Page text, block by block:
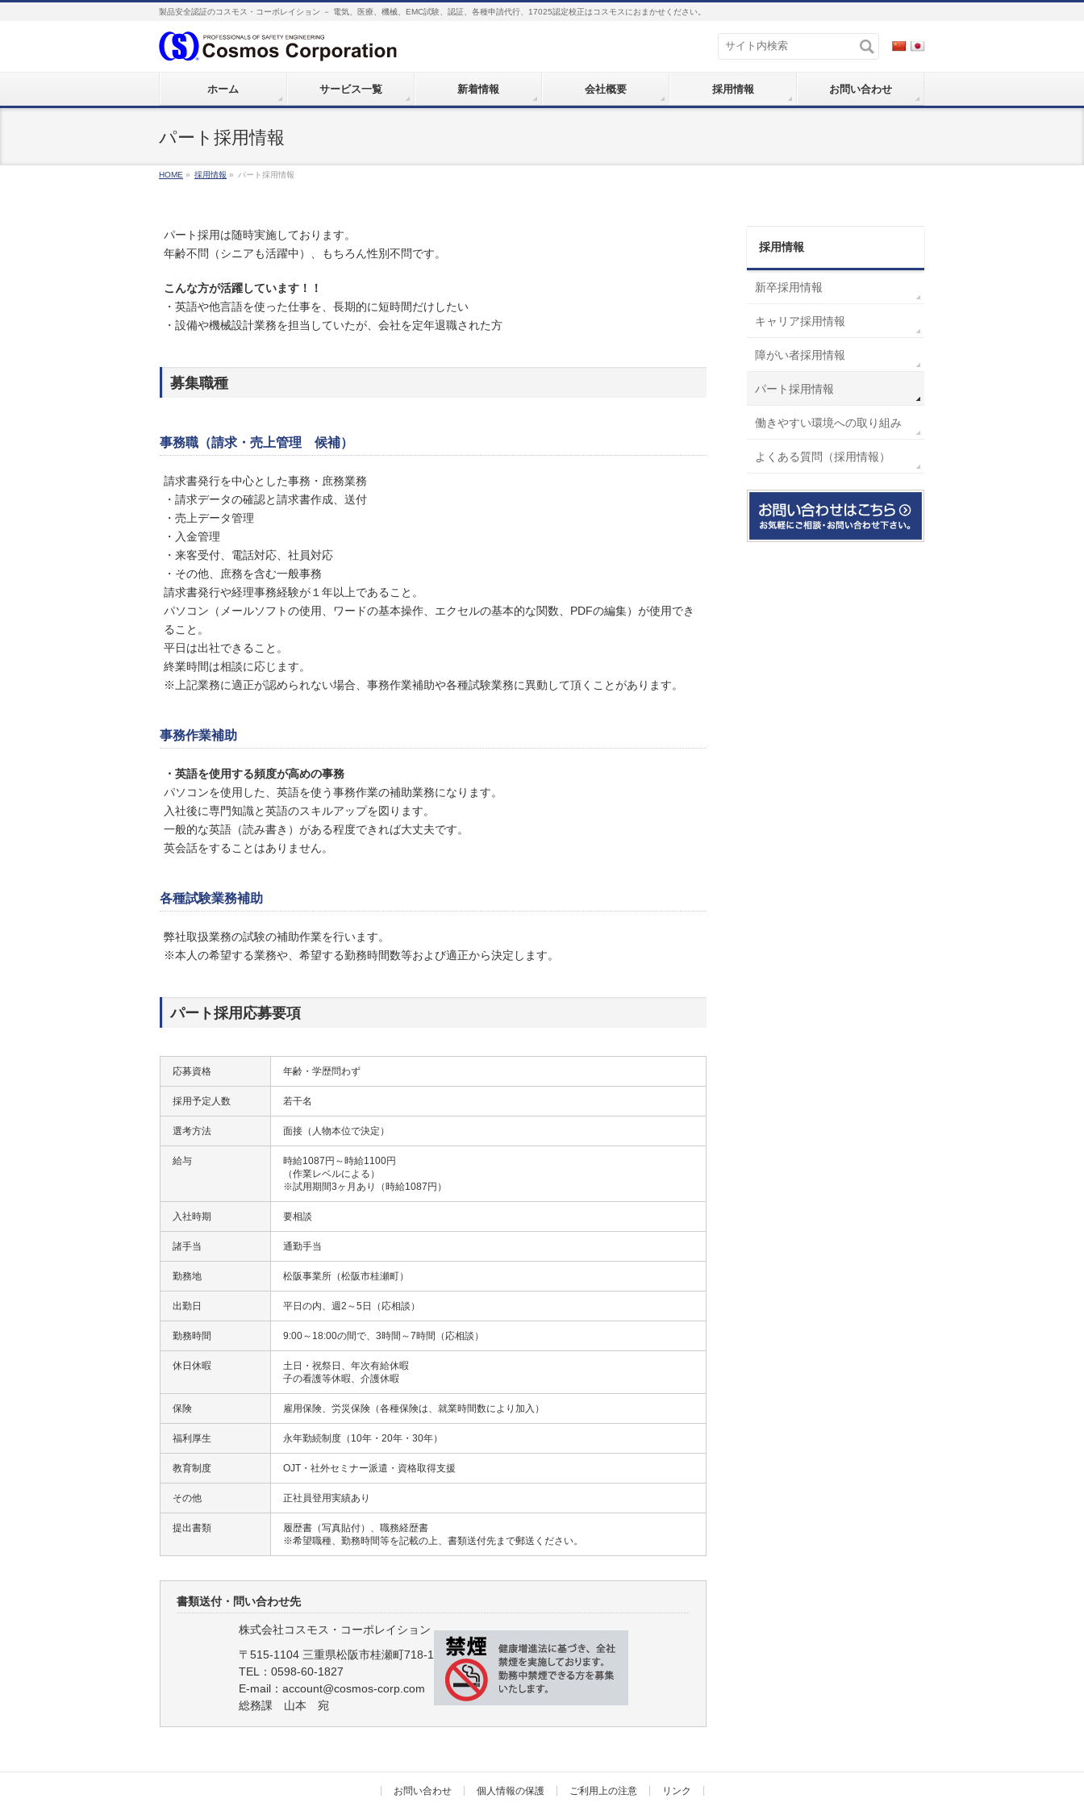
製品安全認証のコスモス・コーポレイション － 電気、医療、機械、EMC試験、認証、各種申請代行、17025認定校正はコスモスにおまかせください。
ホーム サービス一覧 新着情報 会社概要 採用情報 お問い合わせ
パート採用情報
HOME » 採用情報 » パート採用情報
パート採用は随時実施しております。
年齢不問（シニアも活躍中）、もちろん性別不問です。
こんな方が活躍しています！！
・英語や他言語を使った仕事を、長期的に短時間だけしたい
・設備や機械設計業務を担当していたが、会社を定年退職された方
募集職種
事務職（請求・売上管理 候補）
請求書発行を中心とした事務・庶務業務
・請求データの確認と請求書作成、送付
・売上データ管理
・入金管理
・来客受付、電話対応、社員対応
・その他、庶務を含む一般事務
請求書発行や経理事務経験が１年以上であること。
パソコン（メールソフトの使用、ワードの基本操作、エクセルの基本的な関数、PDFの編集）が使用でき
ること。
平日は出社できること。
終業時間は相談に応じます。
※上記業務に適正が認められない場合、事務作業補助や各種試験業務に異動して頂くことがあります。
事務作業補助
・英語を使用する頻度が高めの事務
パソコンを使用した、英語を使う事務作業の補助業務になります。
入社後に専門知識と英語のスキルアップを図ります。
一般的な英語（読み書き）がある程度できれば大丈夫です。
英会話をすることはありません。
各種試験業務補助
弊社取扱業務の試験の補助作業を行います。
※本人の希望する業務や、希望する勤務時間数等および適正から決定します。
パート採用応募要項
応募資格 年齢・学歴問わず
採用予定人数 若干名
選考方法 面接（人物本位で決定）
給与
時給1087円～時給1100円
（作業レベルによる）
※試用期間3ヶ月あり（時給1087円）
入社時期 要相談
諸手当 通勤手当
勤務地 松阪事業所（松阪市桂瀬町）
出勤日 平日の内、週2～5日（応相談）
勤務時間 9:00～18:00の間で、3時間～7時間（応相談）
休日休暇
土日・祝祭日、年次有給休暇
子の看護等休暇、介護休暇
保険 雇用保険、労災保険（各種保険は、就業時間数により加入）
福利厚生 永年勤続制度（10年・20年・30年）
教育制度 OJT・社外セミナー派遣・資格取得支援
その他 正社員登用実績あり
提出書類
履歴書（写真貼付）、職務経歴書
※希望職種、勤務時間等を記載の上、書類送付先まで郵送ください。
書類送付・問い合わせ先
株式会社コスモス・コーポレイション
〒515-1104 三重県松阪市桂瀬町718-1
TEL：0598-60-1827
E-mail：account@cosmos-corp.com
総務課 山本 宛
採用情報
新卒採用情報
キャリア採用情報
障がい者採用情報
パート採用情報
働きやすい環境への取り組み
よくある質問（採用情報）
お問い合わせ 個人情報の保護 ご利用上の注意 リンク